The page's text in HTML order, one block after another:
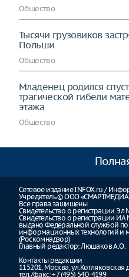
Общество
Тысячи грузовиков
Польши
Общество
Младенец родился
трагической гибели
этажа
Общество
Сетевое издание INFOX.ru /
Учредитель © ООО
Все права защищены.
Свидетельство о регистрации
Свидетельство о регистрации
выдано Федеральной службой по
информационных технологий и
(Роскомнадзор)
Главный редактор: Люшаков А.О.
Контакты редакции
115201, Москва, ул.Котляковская
тел./факс: +7 (495) 540-4199